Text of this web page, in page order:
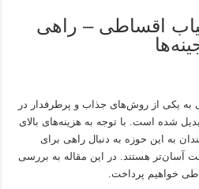
اقساطی – راهی
یکی از روش‌های جذاب و پرطرفدار در
شده است. با توجه به هزینه‌های بالای
به این حوزه به دنبال راهی برای
آسان‌تر هستند. در این مقاله به بررسی
خواهیم پرداخت.